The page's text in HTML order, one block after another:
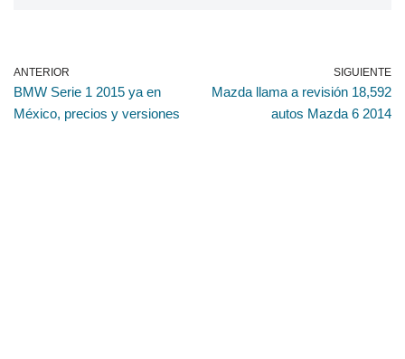
ANTERIOR
BMW Serie 1 2015 ya en
México, precios y versiones
SIGUIENTE
Mazda llama a revisión 18,592
autos Mazda 6 2014